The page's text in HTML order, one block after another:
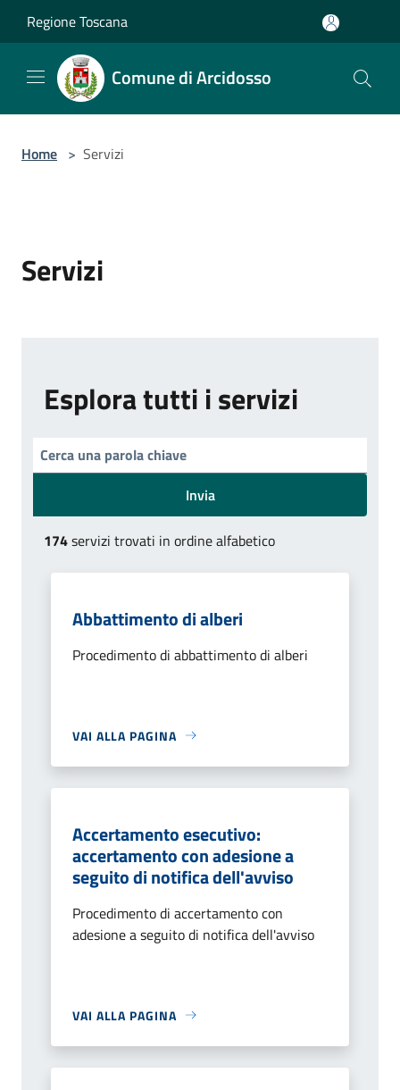
Regione Toscana
Comune di Arcidosso
Home > Servizi
Servizi
Esplora tutti i servizi
Invia
174servizi trovati in ordine alfabetico
Abbattimento di alberi
Procedimento di abbattimento di alberi
VAI ALLA PAGINA
Accertamento esecutivo:
accertamento con adesione a
seguito di notifica dell'avviso
Procedimento di accertamento con
adesione a seguito di notifica dell'avviso
VAI ALLA PAGINA